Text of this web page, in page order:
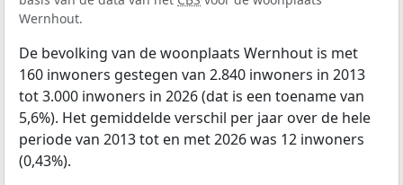
Wernhout.
De bevolking van de woonplaats Wernhout is met
160 inwoners gestegen van 2.840 inwoners in 2013
tot 3.000 inwoners in 2026 (dat is een toename van
5,6%). Het gemiddelde verschil per jaar over de hele
periode van 2013 tot en met 2026 was 12 inwoners
(0,43%).